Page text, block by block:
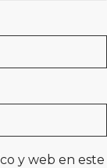
y web en este